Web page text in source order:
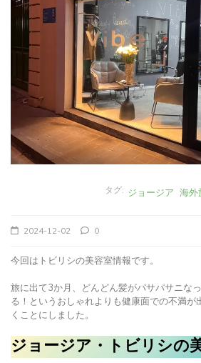
タグ: ジョージア 海外
2024-12-02 0
今回はトビリシの美容室情報です。
旅に出て3か月、どんどん髪がパサパサニな
る！というおしゃれよりも健康面での不満が
くことにしました。
ジョージア・トビリシの